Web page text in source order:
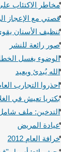
مخاطر الاكتئاب
قصتي مع الإعجاز
تنظيف الأسنان
صور رائعة للنشر
الوضوء يغسل
الله يُبدئ ويعيد
احذروا التجارب
بكتريا تعيش في
التدخين: ملف
عيادة المريض
خرافة العام 2012